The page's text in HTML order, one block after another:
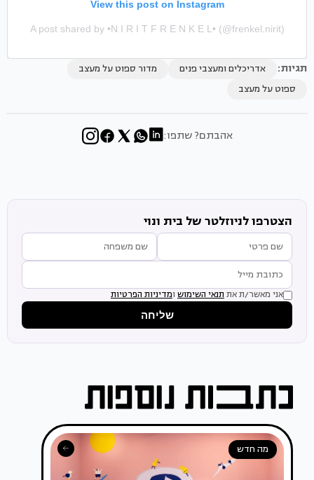
View this post on Instagram
A post shared by •N I R I T F R E N K E L• (@frenkel.nirit)
תגיות: אדריכלים ומעצבי פנים
מדור ספוט על מעצב
ספוט על מעצב
אהבתם? שתפו:
הצטרפו לניוזלטר של בית ונוי
אני מאשר/ת את תנאי השימוש ומדיניות הפרטיות
שליחה
מה חדש